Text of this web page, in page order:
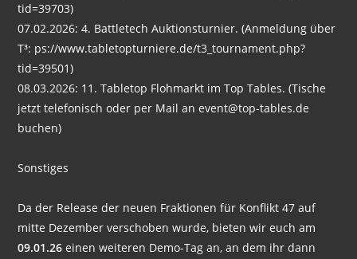
tid=39703)
07.02.2026: 4. Battletech Auktionsturnier. (Anmeldung über
T³: ps://www.tabletopturniere.de/t3_tournament.php?
tid=39501)
08.03.2026: 11. Tabletop Flohmarkt im Top Tables. (Tische
jetzt telefonisch oder per Mail an event@top-tables.de
buchen)
Sonstiges
Da der Release der neuen Fraktionen für Konflikt 47 auf
mitte Dezember verschoben wurde, bieten wir euch am
09.01.26 einen weiteren Demo-Tag an, an dem ihr dann